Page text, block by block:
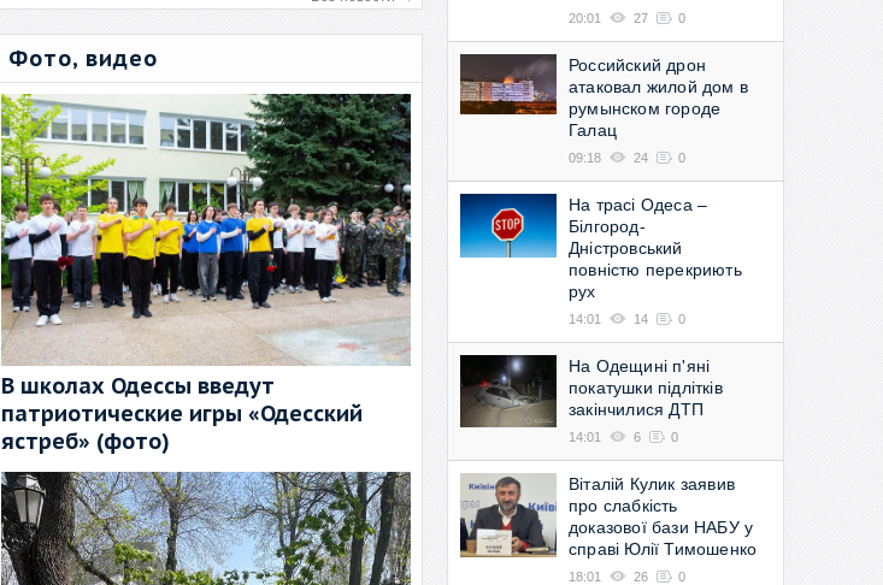
Фото, видео
В школах Одессы введут
патриотические игры «Одесский
ястреб» (фото)
20:01 27 0
Российский дрон
атаковал жилой дом в
румынском городе
Галац
09:18 24 0
На трасі Одеса –
Білгород-
Дністровський
повністю перекриють
рух
14:01 14 0
На Одещині п'яні
покатушки підлітків
закінчилися ДТП
14:01 6 0
Віталій Кулик заявив
про слабкість
доказової бази НАБУ у
справі Юлії Тимошенко
18:01 26 0